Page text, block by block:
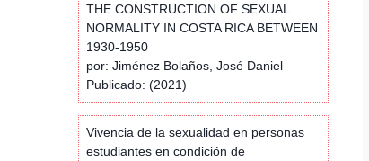
THE CONSTRUCTION OF SEXUAL
NORMALITY IN COSTA RICA BETWEEN
1930-1950
por: Jiménez Bolaños, José Daniel
Publicado: (2021)
Vivencia de la sexualidad en personas
estudiantes en condición de